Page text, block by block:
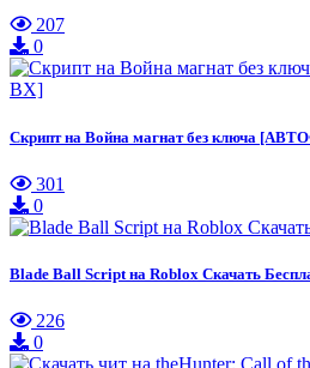
207
0
Скрипт на Война магнат без ключа
301
0
Blade Ball Script на Roblox Скачать
226
0